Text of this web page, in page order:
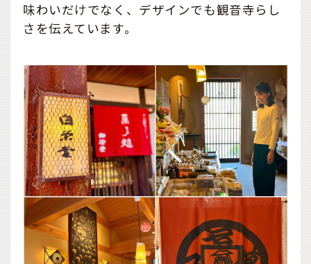
味わいだけでなく、デザインでも観音寺らし
さを伝えています。